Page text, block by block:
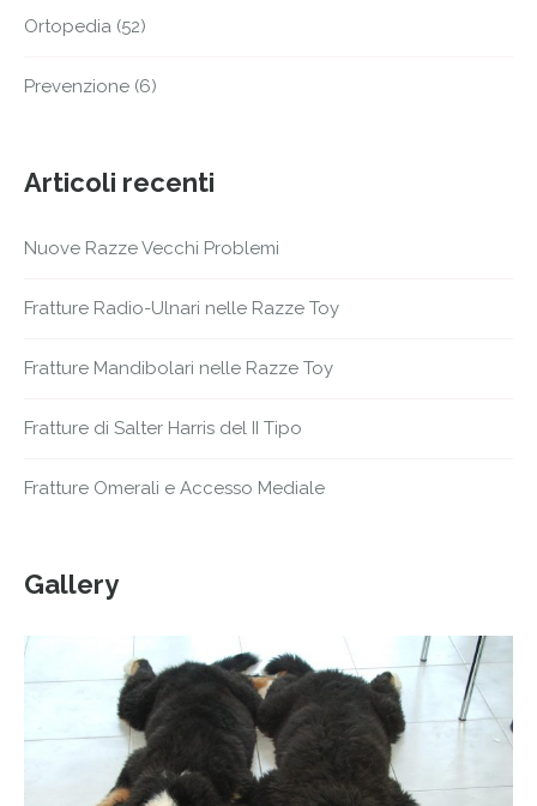
Ortopedia (52)
Prevenzione (6)
Articoli recenti
Nuove Razze Vecchi Problemi
Fratture Radio-Ulnari nelle Razze Toy
Fratture Mandibolari nelle Razze Toy
Fratture di Salter Harris del II Tipo
Fratture Omerali e Accesso Mediale
Gallery